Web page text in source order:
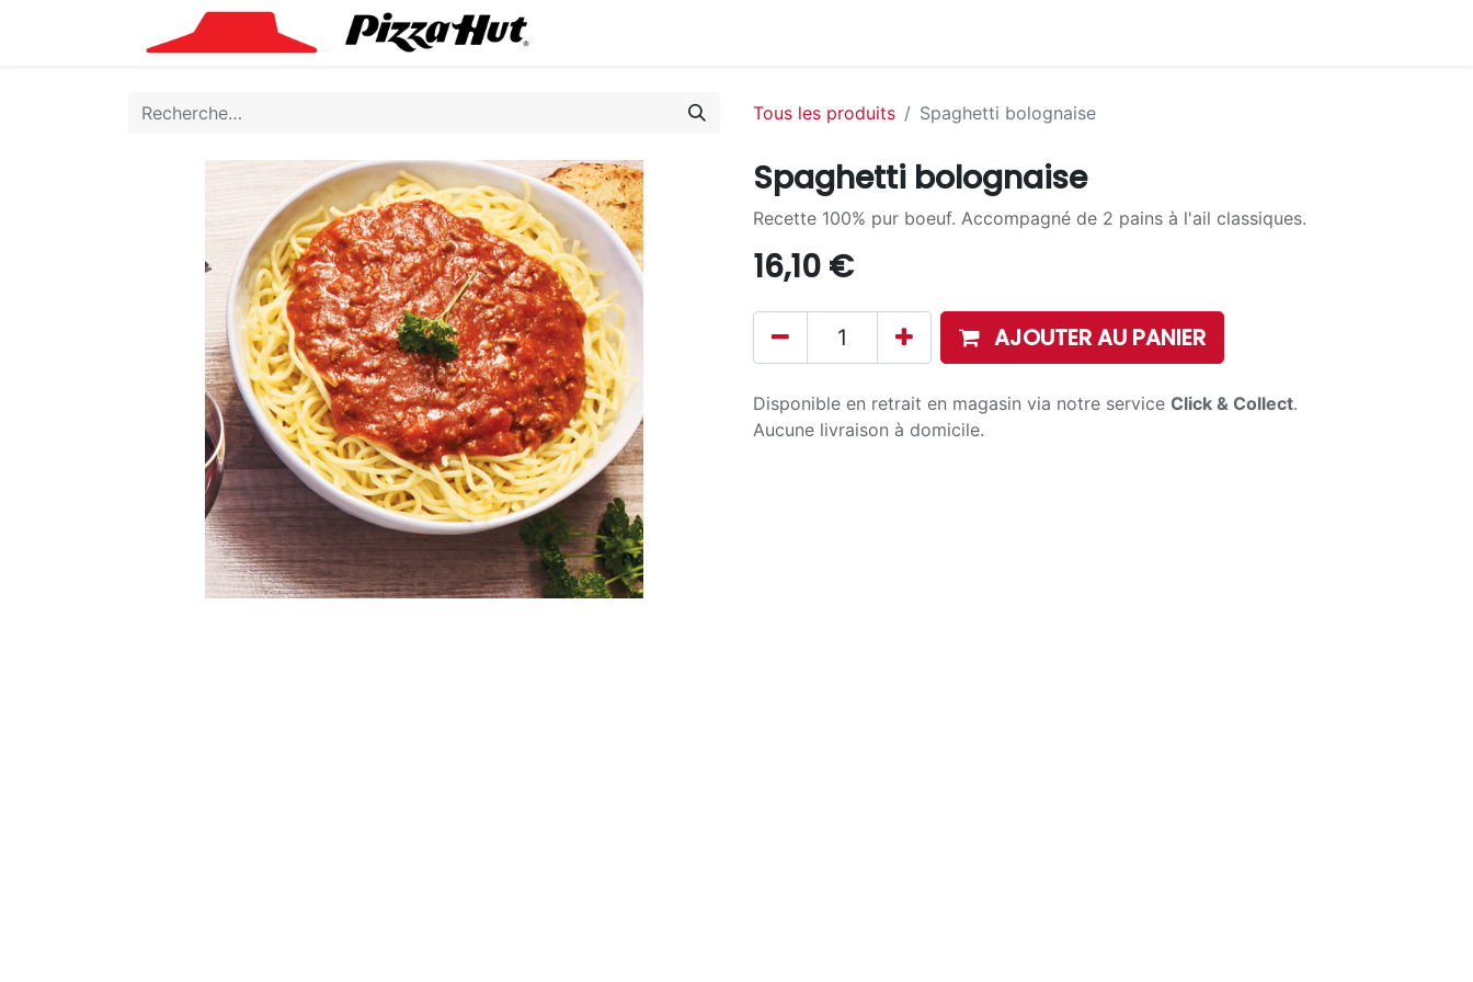
Tous les produits Spaghetti bolognaise
Spaghetti bolognaise
Recette 100% pur boeuf. Accompagné de 2 pains à l'ail classiques.
16,10 €
AJOUTER AU PANIER
Disponible en retrait en magasin via notre service Click & Collect.
Aucune livraison à domicile.